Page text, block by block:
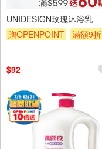
UNIDESIGN玫瑰沐浴乳
贈OPENPOINT
滿額9折
$92